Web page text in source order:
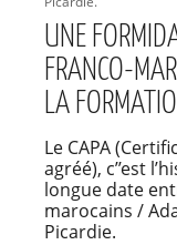
UNE
FRANCO-
LA
Le CAPA
agréé), c’’est
longue date
marocains /
Picardie.